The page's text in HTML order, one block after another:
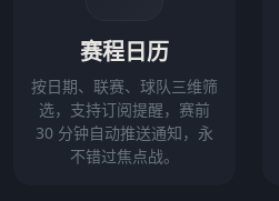
赛程日历
按日期、联赛、球队三维筛
选，支持订阅提醒，赛前
30 分钟自动推送通知，永
不错过焦点战。